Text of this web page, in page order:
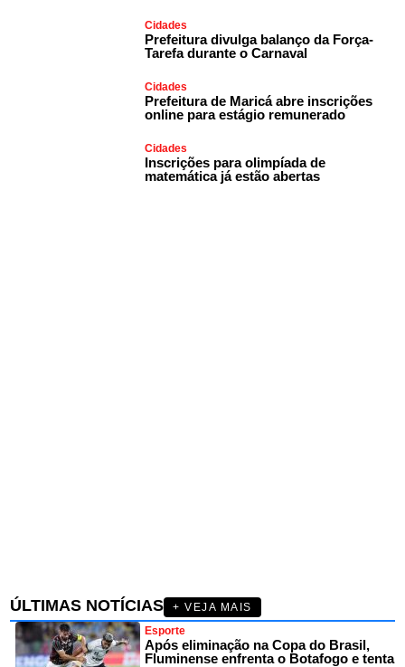
Cidades
Prefeitura divulga balanço da Força-
Tarefa durante o Carnaval
Cidades
Prefeitura de Maricá abre inscrições
online para estágio remunerado
Cidades
Inscrições para olimpíada de
matemática já estão abertas
ÚLTIMAS NOTÍCIAS
+ VEJA MAIS
Esporte
Após eliminação na Copa do Brasil,
Fluminense enfrenta o Botafogo e tenta